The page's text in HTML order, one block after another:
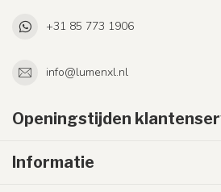
+31 85 773 1906
info@lumenxl.nl
Openingstijden
Informatie